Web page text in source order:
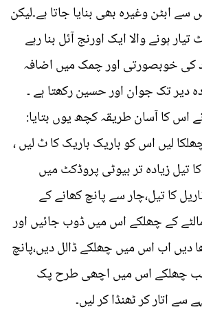
سے ابٹن وغیرہ بھی بنایا جاتا ہے۔لیکن
ہونے والا ایک اورنج آئل بنا رہے
کی خوبصورتی اور چمک میں اضافہ
دیر تک جوان اور حسین رکھتا ہے ۔
کا آسان طریقہ کچھ یوں بتایا:
لیں اس کو باریک باریک کا ٹ لیں ،
تیل زیادہ تر بیوٹی پروڈکٹ میں
کا تیل،چار سے پانچ کھانے کے
کے چھلکے اس میں ڈوب جائیں اور
دیں اب اس میں چھلکے ڈالل دیں،پانچ
چھلکے اس میں اچھی طرح پک
اتار کر ٹھنڈا کر لیں۔